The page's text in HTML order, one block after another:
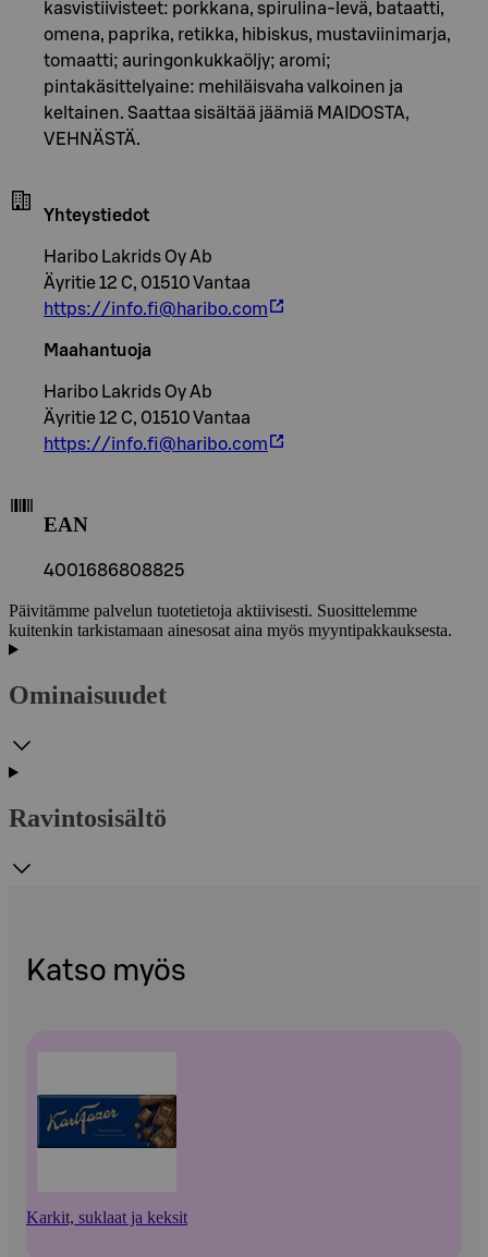
kasvistiivisteet: porkkana, spirulina-levä, bataatti,
omena, paprika, retikka, hibiskus, mustaviinimarja,
tomaatti; auringonkukkaöljy; aromi;
pintakäsittelyaine: mehiläisvaha valkoinen ja
keltainen. Saattaa sisältää jäämiä MAIDOSTA,
VEHNÄSTÄ.
Yhteystiedot
Haribo Lakrids Oy Ab
Äyritie 12 C, 01510 Vantaa
https://info.fi@haribo.com
Maahantuoja
Haribo Lakrids Oy Ab
Äyritie 12 C, 01510 Vantaa
https://info.fi@haribo.com
EAN
4001686808825
Päivitämme palvelun tuotetietoja aktiivisesti. Suosittelemme
kuitenkin tarkistamaan ainesosat aina myös myyntipakkauksesta.
Ominaisuudet
Ravintosisältö
Katso myös
Karkit, suklaat ja keksit